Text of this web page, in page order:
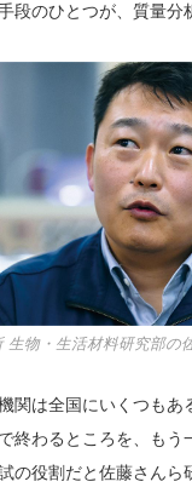
段のひとつが、質量分
生物・生活材料研究部の
関は全国にいくつもあ
終わるところを、もう
の役割だと佐藤さんら